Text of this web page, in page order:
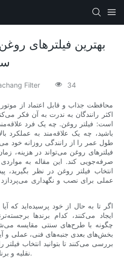
بهترین فیلترهای
سال
Filter 34
محافظت جذاب و قابل اعتماد از
اکثر رانندگان به ندرت به آن فکر
است: فیلتر روغن. چه یک فرد
باشید، چه یک علاقه‌مند به عملکرد
طول عمر را از رانندگی روزانه خود
فیلترهای روغن می‌تواند در هزینه،
انتخاب فیلتر روغن در نظر بگیرید،
عملی برای نصب و نگهداری می‌پردازد تا
اگر تا به حال از خود پرسیده‌اید که
ایجاد می‌کنند، کدام برندها
چگونه با طرح‌های سنتی مقایسه
بخش‌های بعدی جنبه‌های فنی، عملی و
بررسی می‌کنند تا بتوانید انتخاب فیلتر
نقلیه و برنامه نگهداری خود مطابقت دهید.